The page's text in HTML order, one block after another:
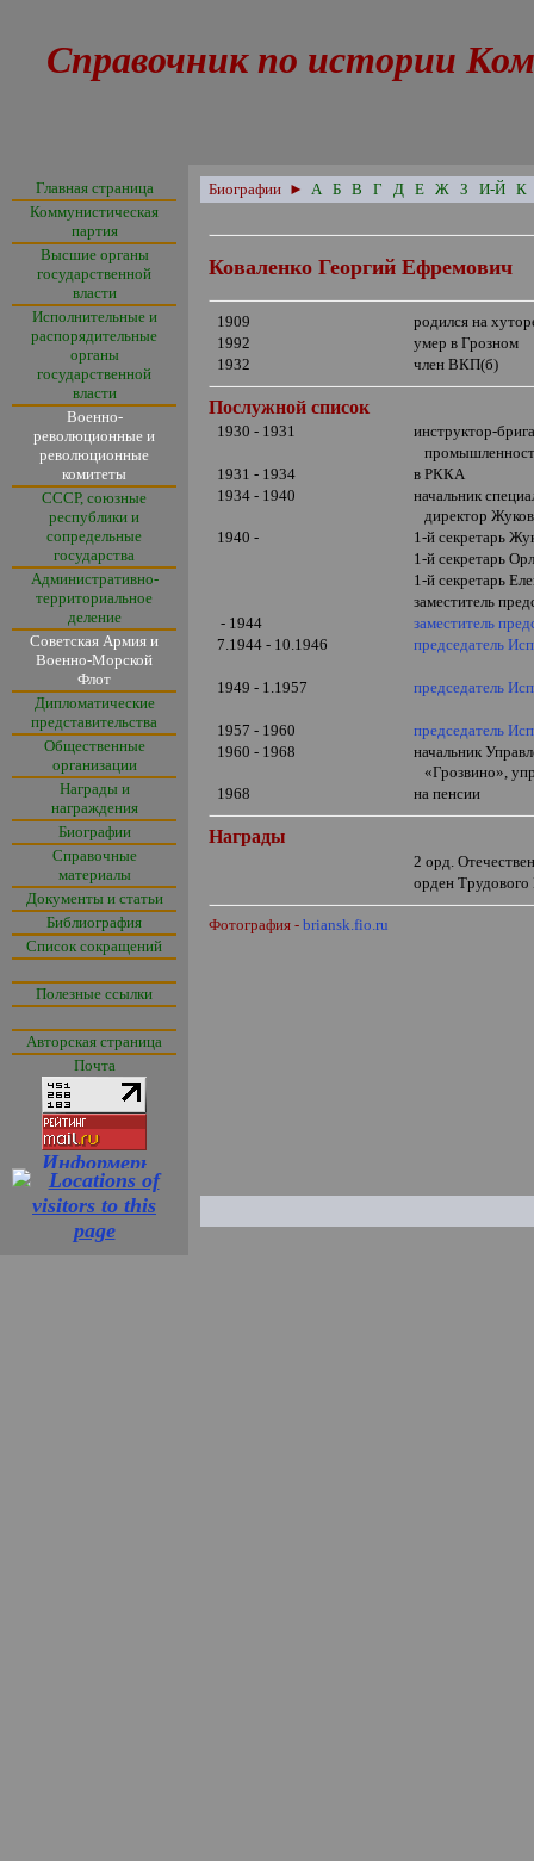
Справочник по истории
Главная страница
Коммунистическая
партия
Высшие органы
государственной
власти
Исполнительные и
распорядительные
органы
государственной
власти
Военно-
революционные и
революционные
комитеты
СССР, союзные
республики и
сопредельные
государства
Административно-
территориальное
деление
Советская Армия и
Военно-Морской
Флот
Дипломатические
представительства
Общественные
организации
Награды и
награждения
Биографии
Справочные
материалы
Документы и статьи
Библиография
Список сокращений
Полезные ссылки
Авторская страница
Почта
Биографии ► А Б В Г Д Е Ж З И-Й К
Коваленко Георгий Ефремович
1909
родился на
1992
умер в Грозном
1932
член ВКП(б)
Послужной список
1930 - 1931
инструктор-
1931 - 1934
в РККА
1934 - 1940
начальник
директор
1940 -
1-й секретарь
1-й секретарь
1-й секретарь
заместитель
- 1944
заместитель
7.1944 - 10.1946
председатель
1949 - 1.1957 председатель
1957 - 1960
председатель
1960 - 1968
начальник
«Грозвино»,
1968
на пенсии
Награды
2 орд.
орден
Фотография - briansk.fio.ru